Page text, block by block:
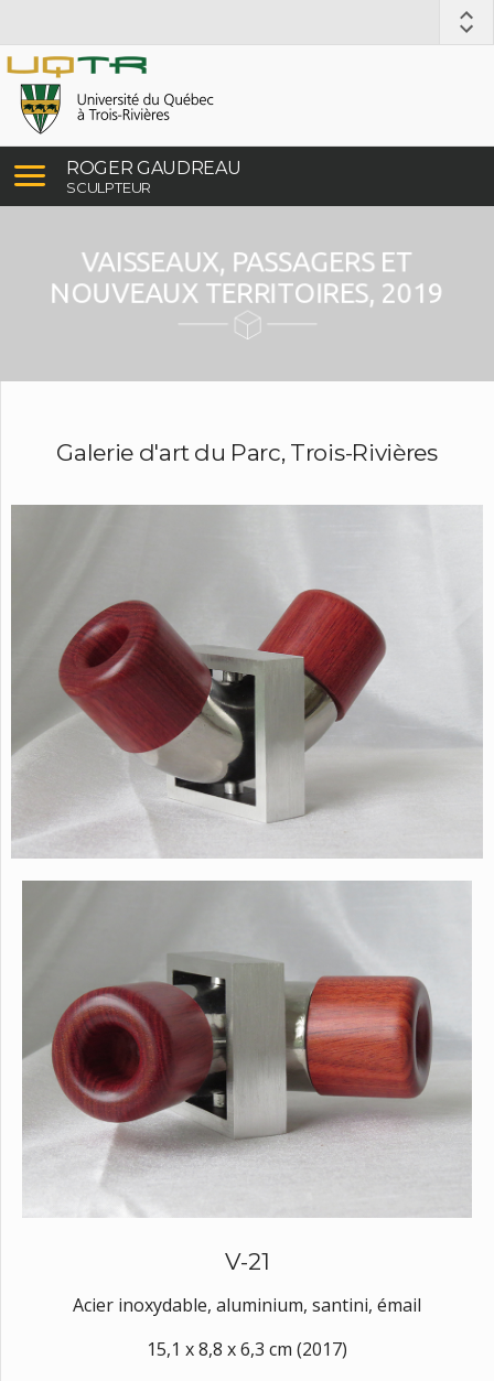
ROGER GAUDREAU
SCULPTEUR
VAISSEAUX, PASSAGERS ET
NOUVEAUX TERRITOIRES, 2019
Galerie d'art du Parc, Trois-Rivières
V-21
Acier inoxydable, aluminium, santini, émail
15,1 x 8,8 x 6,3 cm (2017)